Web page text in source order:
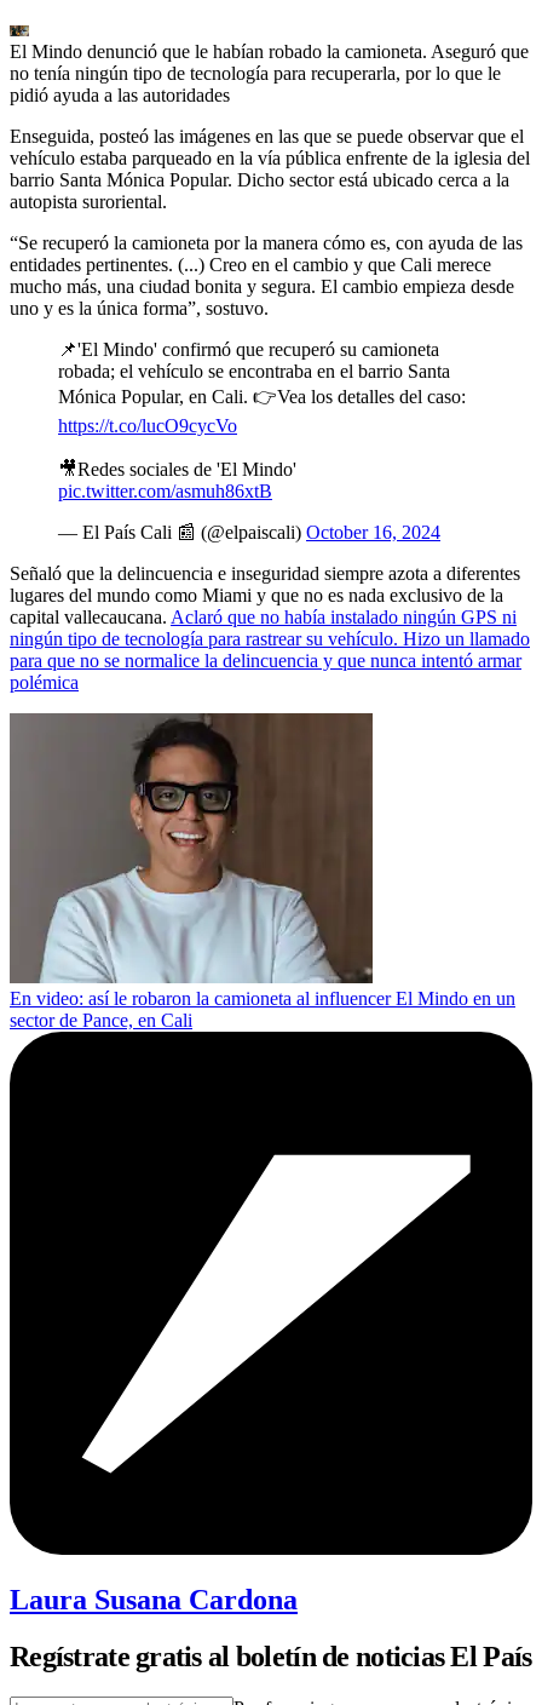
El Mindo denunció que le habían robado la camioneta. Aseguró que
no tenía ningún tipo de tecnología para recuperarla, por lo que le
pidió ayuda a las autoridades
Enseguida, posteó las imágenes en las que se puede observar que el
vehículo estaba parqueado en la vía pública enfrente de la iglesia del
barrio Santa Mónica Popular. Dicho sector está ubicado cerca a la
autopista suroriental.
“Se recuperó la camioneta por la manera cómo es, con ayuda de las
entidades pertinentes. (...) Creo en el cambio y que Cali merece
mucho más, una ciudad bonita y segura. El cambio empieza desde
uno y es la única forma”, sostuvo.
📌'El Mindo' confirmó que recuperó su camioneta
robada; el vehículo se encontraba en el barrio Santa
Mónica Popular, en Cali. 👉Vea los detalles del caso:
https://t.co/lucO9cycVo
🎥Redes sociales de 'El Mindo'
pic.twitter.com/asmuh86xtB
— El País Cali 📰 (@elpaiscali) October 16, 2024
Señaló que la delincuencia e inseguridad siempre azota a diferentes
lugares del mundo como Miami y que no es nada exclusivo de la
capital vallecaucana. Aclaró que no había instalado ningún GPS ni
ningún tipo de tecnología para rastrear su vehículo. Hizo un llamado
para que no se normalice la delincuencia y que nunca intentó armar
polémica
En video: así le robaron la camioneta al influencer El Mindo en un
sector de Pance, en Cali
Laura Susana Cardona
Regístrate gratis al boletín de noticias El País